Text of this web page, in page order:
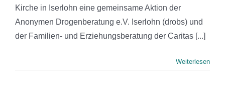
Kirche in Iserlohn eine gemeinsame Aktion der
Anonymen Drogenberatung e.V. Iserlohn (drobs) und
der Familien- und Erziehungsberatung der Caritas [...]
Weiterlesen